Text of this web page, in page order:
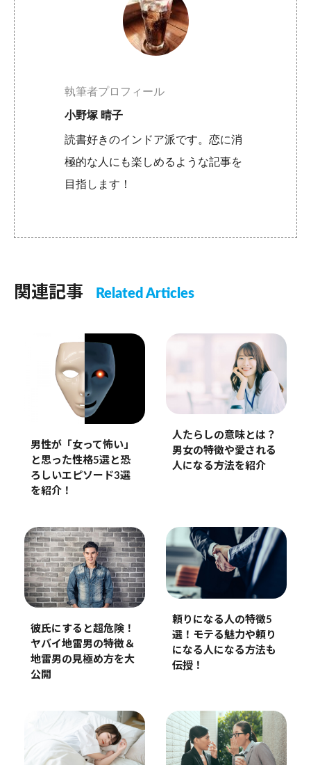
執筆者プロフィール
小野塚 晴子
読書好きのインドア派です。恋に消
極的な人にも楽しめるような記事を
目指します！
関連記事 Related Articles
男性が「女って怖い」
と思った性格5選と恐
ろしいエピソード3選
を紹介！
人たらしの意味とは？
男女の特徴や愛される
人になる方法を紹介
彼氏にすると超危険！
ヤバイ地雷男の特徴＆
地雷男の見極め方を大
公開
頼りになる人の特徴5
選！モテる魅力や頼り
になる人になる方法も
伝授！